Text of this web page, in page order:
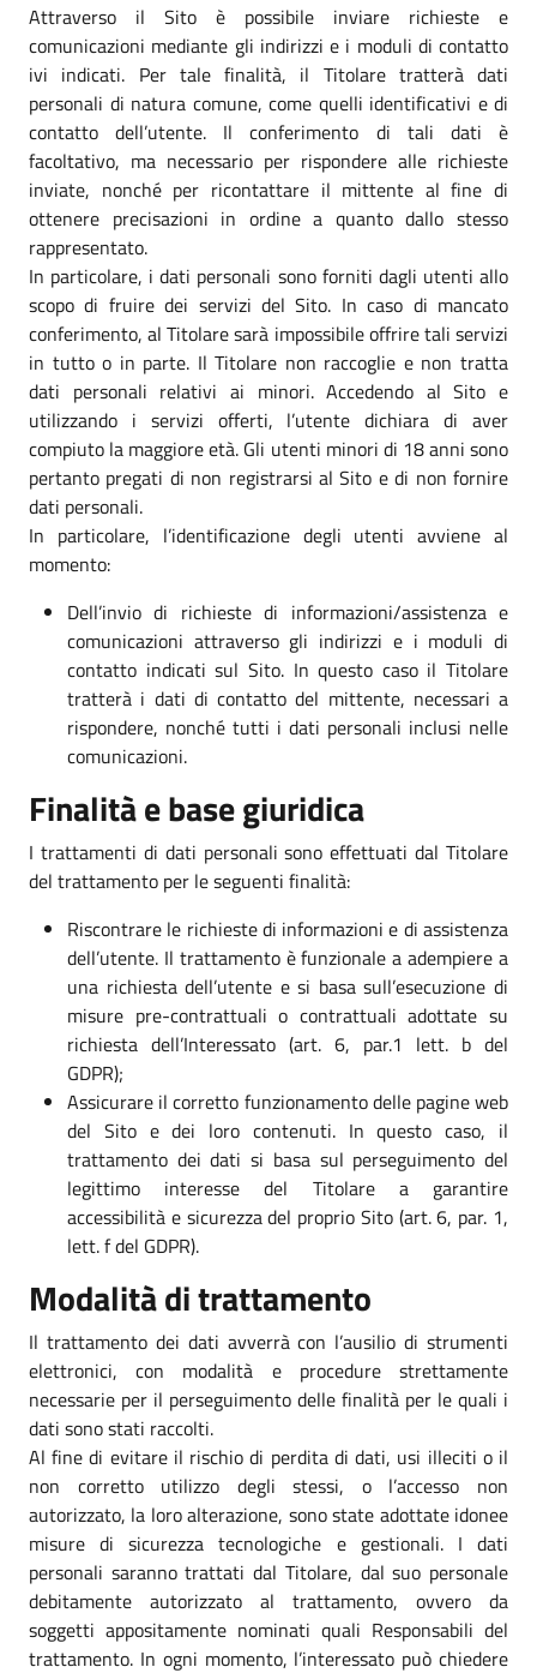
Attraverso il Sito è possibile inviare richieste e
comunicazioni mediante gli indirizzi e i moduli di contatto
ivi indicati. Per tale finalità, il Titolare tratterà dati
personali di natura comune, come quelli identificativi e di
contatto dell’utente. Il conferimento di tali dati è
facoltativo, ma necessario per rispondere alle richieste
inviate, nonché per ricontattare il mittente al fine di
ottenere precisazioni in ordine a quanto dallo stesso
rappresentato.
In particolare, i dati personali sono forniti dagli utenti allo
scopo di fruire dei servizi del Sito. In caso di mancato
conferimento, al Titolare sarà impossibile offrire tali servizi
in tutto o in parte. Il Titolare non raccoglie e non tratta
dati personali relativi ai minori. Accedendo al Sito e
utilizzando i servizi offerti, l’utente dichiara di aver
compiuto la maggiore età. Gli utenti minori di 18 anni sono
pertanto pregati di non registrarsi al Sito e di non fornire
dati personali.
In particolare, l’identificazione degli utenti avviene al
momento:
Dell’invio di richieste di informazioni/assistenza e
comunicazioni attraverso gli indirizzi e i moduli di
contatto indicati sul Sito. In questo caso il Titolare
tratterà i dati di contatto del mittente, necessari a
rispondere, nonché tutti i dati personali inclusi nelle
comunicazioni.
Finalità e base giuridica
I trattamenti di dati personali sono effettuati dal Titolare
del trattamento per le seguenti finalità:
Riscontrare le richieste di informazioni e di assistenza
dell’utente. Il trattamento è funzionale a adempiere a
una richiesta dell’utente e si basa sull’esecuzione di
misure pre-contrattuali o contrattuali adottate su
richiesta dell’Interessato (art. 6, par.1 lett. b del
GDPR);
Assicurare il corretto funzionamento delle pagine web
del Sito e dei loro contenuti. In questo caso, il
trattamento dei dati si basa sul perseguimento del
legittimo interesse del Titolare a garantire
accessibilità e sicurezza del proprio Sito (art. 6, par. 1,
lett. f del GDPR).
Modalità di trattamento
Il trattamento dei dati avverrà con l’ausilio di strumenti
elettronici, con modalità e procedure strettamente
necessarie per il perseguimento delle finalità per le quali i
dati sono stati raccolti.
Al fine di evitare il rischio di perdita di dati, usi illeciti o il
non corretto utilizzo degli stessi, o l’accesso non
autorizzato, la loro alterazione, sono state adottate idonee
misure di sicurezza tecnologiche e gestionali. I dati
personali saranno trattati dal Titolare, dal suo personale
debitamente autorizzato al trattamento, ovvero da
soggetti appositamente nominati quali Responsabili del
trattamento. In ogni momento, l’interessato può chiedere